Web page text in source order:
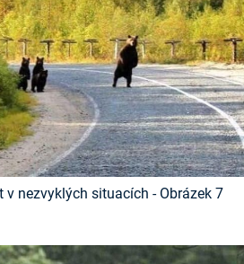
nezvyklých situacích - Obrázek 7